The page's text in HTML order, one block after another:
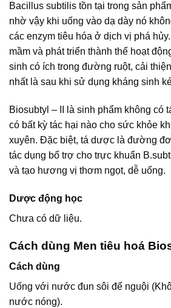
Bacillus subtilis tồn tại trong sản
nhờ vậy khi uống vào dạ dày nó
các enzym tiêu hóa ở dịch vị phá
mầm và phát triển thành thể hoạt
sinh có ích trong đường ruột, cải
nhất là sau khi sử dụng kháng sinh
Biosubtyl – II là sinh phẩm không có
có bất kỳ tác hại nào cho sức khỏe
xuyên. Đặc biệt, tá dược là đường
tác dụng bổ trợ cho trực khuẩn
và tạo hương vị thơm ngọt, dễ uống.
Dược động học
Chưa có dữ liệu.
Cách dùng Men tiêu hoá
Cách dùng
Uống với nước đun sôi để nguội
nước nóng).